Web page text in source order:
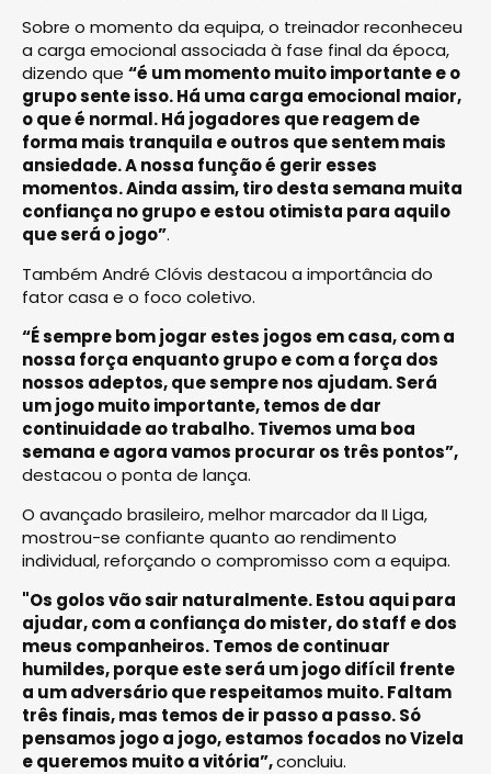
Sobre o momento da equipa, o treinador reconheceu
a carga emocional associada à fase final da época,
dizendo que “é um momento muito importante e o
grupo sente isso. Há uma carga emocional maior,
o que é normal. Há jogadores que reagem de
forma mais tranquila e outros que sentem mais
ansiedade. A nossa função é gerir esses
momentos. Ainda assim, tiro desta semana muita
confiança no grupo e estou otimista para aquilo
que será o jogo”.
Também André Clóvis destacou a importância do
fator casa e o foco coletivo.
“É sempre bom jogar estes jogos em casa, com a
nossa força enquanto grupo e com a força dos
nossos adeptos, que sempre nos ajudam. Será
um jogo muito importante, temos de dar
continuidade ao trabalho. Tivemos uma boa
semana e agora vamos procurar os três pontos”,
destacou o ponta de lança.
O avançado brasileiro, melhor marcador da II Liga,
mostrou-se confiante quanto ao rendimento
individual, reforçando o compromisso com a equipa.
"Os golos vão sair naturalmente. Estou aqui para
ajudar, com a confiança do mister, do staff e dos
meus companheiros. Temos de continuar
humildes, porque este será um jogo difícil frente
a um adversário que respeitamos muito.Faltam
três finais, mas temos de ir passo a passo. Só
pensamos jogo a jogo, estamos focados no Vizela
e queremos muito a vitória”,concluiu.